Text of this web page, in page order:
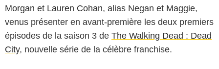
Morgan et Lauren Cohan, alias Negan et Maggie,
venus présenter en avant-première les deux premiers
épisodes de la saison 3 de The Walking Dead : Dead
City, nouvelle série de la célèbre franchise.